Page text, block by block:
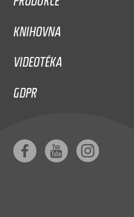
KNIHOVNA
VIDEOTÉKA
GDPR